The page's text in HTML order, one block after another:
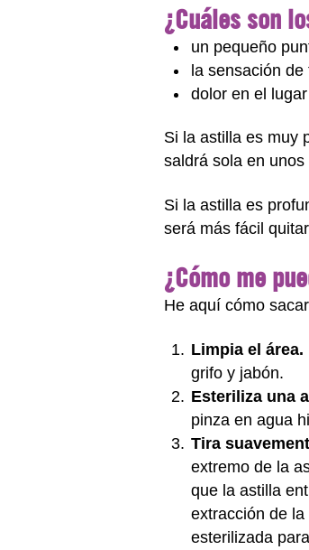
¿Cuáles son
un pequeño
la sensación
dolor en el
Si la astilla es muy
saldrá sola en
Si la astilla es
será más fácil
¿Cómo me
He aquí cómo
Limpia el área.
grifo y jabón.
Esteriliza una
pinza en agua
Tira
extremo de la
que la astilla
extracción de
esterilizada